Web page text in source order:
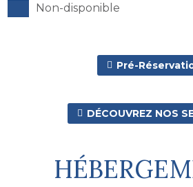
Non-disponible
 Pré-
 DÉCOUVREZ NOS